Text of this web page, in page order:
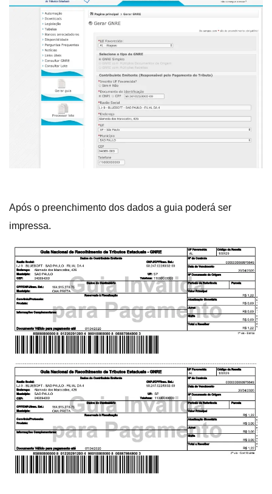
Após o preenchimento dos dados a guia poderá ser
impressa.